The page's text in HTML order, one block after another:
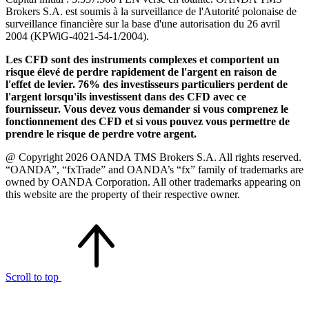
Brokers S.A. est soumis à la surveillance de l'Autorité polonaise de
surveillance financière sur la base d'une autorisation du 26 avril
2004 (KPWiG-4021-54-1/2004).
Les CFD sont des instruments complexes et comportent un
risque élevé de perdre rapidement de l'argent en raison de
l'effet de levier. 76% des investisseurs particuliers perdent de
l'argent lorsqu'ils investissent dans des CFD avec ce
fournisseur. Vous devez vous demander si vous comprenez le
fonctionnement des CFD et si vous pouvez vous permettre de
prendre le risque de perdre votre argent.
@ Copyright 2026 OANDA TMS Brokers S.A. All rights reserved.
“OANDA”, “fxTrade” and OANDA’s “fx” family of trademarks are
owned by OANDA Corporation. All other trademarks appearing on
this website are the property of their respective owner.
Scroll to top